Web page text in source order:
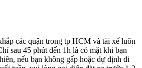
các quận trong tp HCM và tài xế luôn
sau 45 phút đến 1h là có mặt khi bạn
nếu bạn không gấp hoặc dự định đi